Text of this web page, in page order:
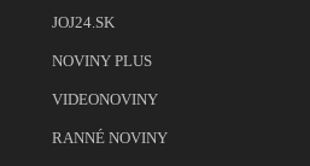
JOJ24.SK
NOVINY PLUS
VIDEONOVINY
RANNÉ NOVINY